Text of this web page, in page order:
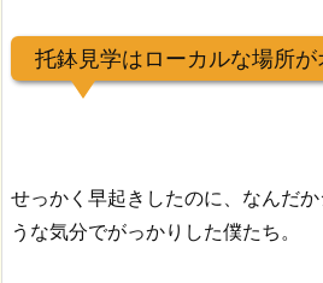
托鉢見学はローカルな場所が
せっかく早起きしたのに、なんだ
うな気分でがっかりした僕たち。